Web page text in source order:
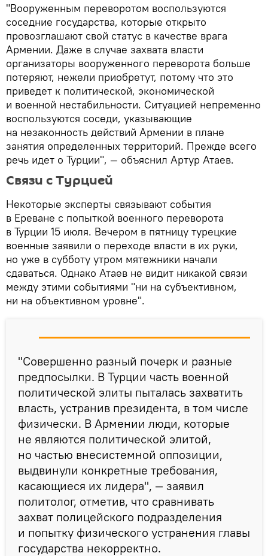
"Вооруженным переворотом воспользуются
соседние государства, которые открыто
провозглашают свой статус в качестве врага
Армении. Даже в случае захвата власти
организаторы вооруженного переворота больше
потеряют, нежели приобретут, потому что это
приведет к политической, экономической
и военной нестабильности. Ситуацией непременно
воспользуются соседи, указывающие
на незаконность действий Армении в плане
занятия определенных территорий. Прежде всего
речь идет о Турции", — объяснил Артур Атаев.
Связи с Турцией
Некоторые эксперты связывают события
в Ереване с попыткой военного переворота
в Турции 15 июля. Вечером в пятницу турецкие
военные заявили о переходе власти в их руки,
но уже в субботу утром мятежники начали
сдаваться. Однако Атаев не видит никакой связи
между этими событиями "ни на субъективном,
ни на объективном уровне".
"Совершенно разный почерк и разные
предпосылки. В Турции часть военной
политической элиты пыталась захватить
власть, устранив президента, в том числе
физически. В Армении люди, которые
не являются политической элитой,
но частью внесистемной оппозиции,
выдвинули конкретные требования,
касающиеся их лидера", — заявил
политолог, отметив, что сравнивать
захват полицейского подразделения
и попытку физического устранения главы
государства некорректно.